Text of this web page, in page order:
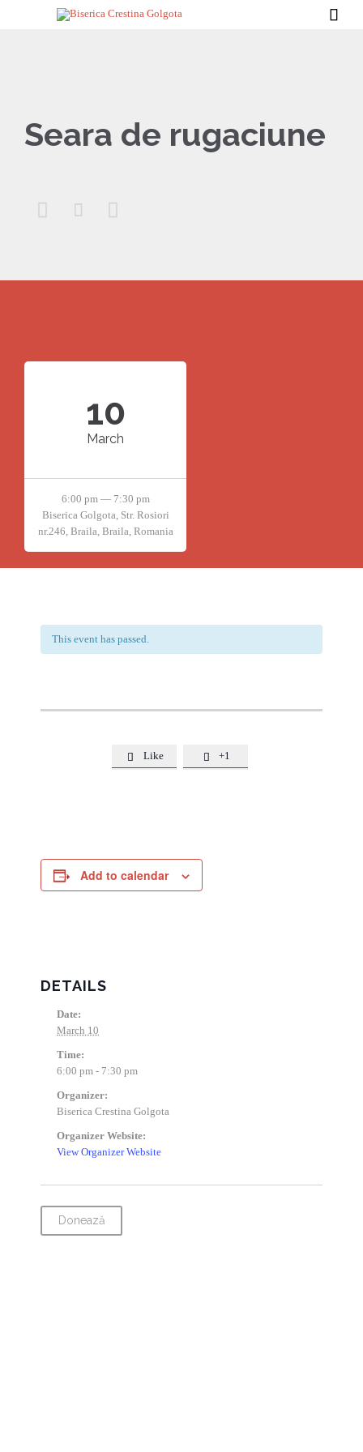

Seara de rugaciune
  
10
March
6:00 pm — 7:30 pm
Biserica Golgota, Str. Rosiori
nr.246, Braila, Braila, Romania
This event has passed.
 Like  +1
Add to calendar
DETAILS
Date:
March 10
Time:
6:00 pm - 7:30 pm
Organizer:
Biserica Crestina Golgota
Organizer Website:
View Organizer Website
Donează